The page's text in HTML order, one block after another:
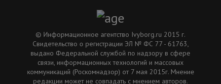
© Информационное агентство Ivyborg.ru 2015 г.
Свидетельство о регистрации ЭЛ № ФС 77 - 61763,
выдано Федеральной службой по надзору в сфере
связи, информационных технологий и массовых
коммуникаций (Роскомнадзор) от 7 мая 2015г. Мнение
редакции может не совпадать с мнением авторов.